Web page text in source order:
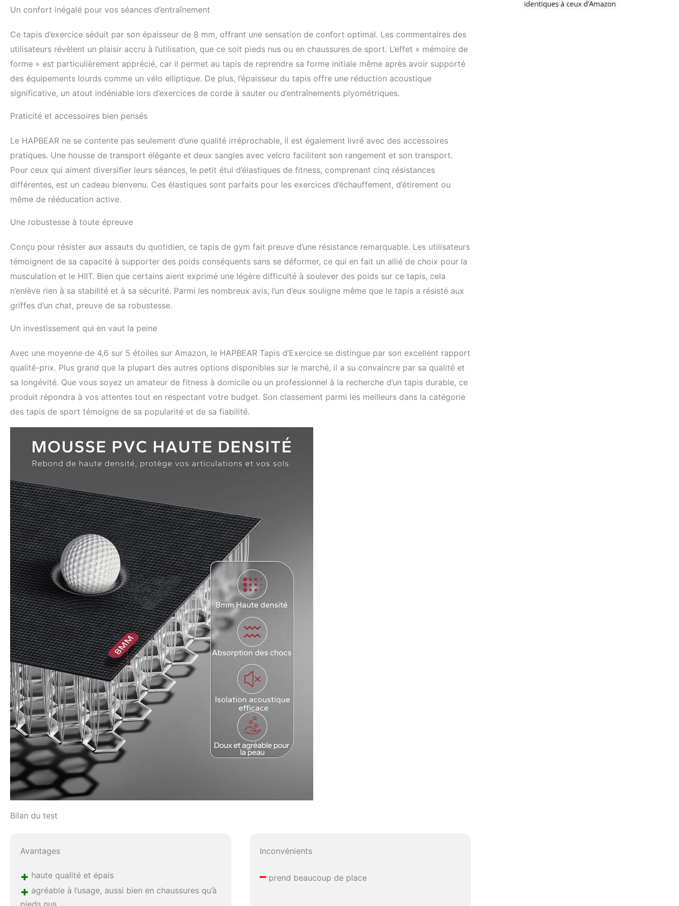
Un confort inégalé pour vos séances d’entraînement
Ce tapis d’exercice séduit par son épaisseur de 8 mm, offrant une sensation de confort optimal. Les commentaires des
utilisateurs révèlent un plaisir accru à l’utilisation, que ce soit pieds nus ou en chaussures de sport. L’effet « mémoire de
forme » est particulièrement apprécié, car il permet au tapis de reprendre sa forme initiale même après avoir supporté
des équipements lourds comme un vélo elliptique. De plus, l’épaisseur du tapis offre une réduction acoustique
significative, un atout indéniable lors d’exercices de corde à sauter ou d’entraînements plyométriques.
Praticité et accessoires bien pensés
Le HAPBEAR ne se contente pas seulement d’une qualité irréprochable, il est également livré avec des accessoires
pratiques. Une housse de transport élégante et deux sangles avec velcro facilitent son rangement et son transport.
Pour ceux qui aiment diversifier leurs séances, le petit étui d’élastiques de fitness, comprenant cinq résistances
différentes, est un cadeau bienvenu. Ces élastiques sont parfaits pour les exercices d’échauffement, d’étirement ou
même de rééducation active.
Une robustesse à toute épreuve
Conçu pour résister aux assauts du quotidien, ce tapis de gym fait preuve d’une résistance remarquable. Les utilisateurs
témoignent de sa capacité à supporter des poids conséquents sans se déformer, ce qui en fait un allié de choix pour la
musculation et le HIIT. Bien que certains aient exprimé une légère difficulté à soulever des poids sur ce tapis, cela
n’enlève rien à sa stabilité et à sa sécurité. Parmi les nombreux avis, l’un d’eux souligne même que le tapis a résisté aux
griffes d’un chat, preuve de sa robustesse.
Un investissement qui en vaut la peine
Avec une moyenne de 4,6 sur 5 étoiles sur Amazon, le HAPBEAR Tapis d’Exercice se distingue par son excellent rapport
qualité-prix. Plus grand que la plupart des autres options disponibles sur le marché, il a su convaincre par sa qualité et
sa longévité. Que vous soyez un amateur de fitness à domicile ou un professionnel à la recherche d’un tapis durable, ce
produit répondra à vos attentes tout en respectant votre budget. Son classement parmi les meilleurs dans la catégorie
des tapis de sport témoigne de sa popularité et de sa fiabilité.
Bilan du test
Avantages
+ haute qualité et épais
+ agréable à l’usage, aussi bien en chaussures qu’à
pieds nus
Inconvénients
– prend beaucoup de place